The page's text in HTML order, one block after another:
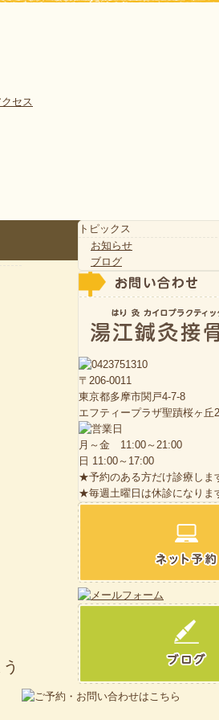
トピックス
お知らせ
ブログ
〒206-0011
東京都多摩市関戸4-7-8
エフティープラザ聖蹟桜ヶ丘
月～金 11:00～21:00
日 11:00～17:00
★予約のある方だけ診療しま
★毎週土曜日は休診になりま